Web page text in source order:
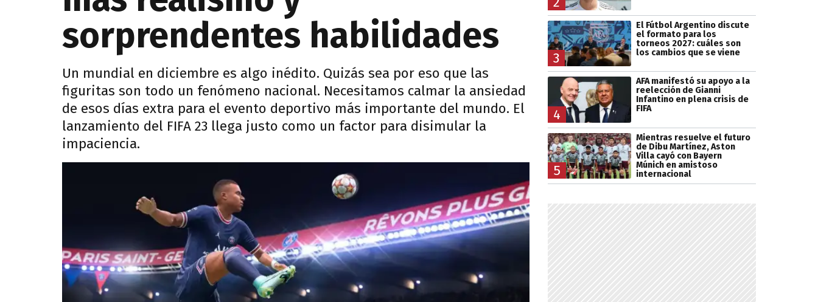
sorprendentes habilidades
Un mundial en diciembre es algo inédito. Quizás sea por eso que las
figuritas son todo un fenómeno nacional. Necesitamos calmar la ansiedad
de esos días extra para el evento deportivo más importante del mundo. El
lanzamiento del FIFA 23 llega justo como un factor para disimular la
impaciencia.
3
El Fútbol Argentino discute
el formato para los
torneos 2027: cuáles son
los cambios que se viene
4
AFA manifestó su apoyo a la
reelección de Gianni
Infantino en plena crisis de
FIFA
5
Mientras resuelve el futuro
de Dibu Martínez, Aston
Villa cayó con Bayern
Múnich en amistoso
internacional